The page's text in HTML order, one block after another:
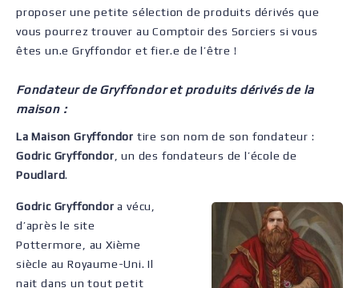
proposer une petite sélection de produits dérivés que
vous pourrez trouver au Comptoir des Sorciers si vous
êtes un.e Gryffondor et fier.e de l’être !
Fondateur de Gryffondor et produits dérivés de la
maison :
La Maison Gryffondor tire son nom de son fondateur :
Godric Gryffondor , un des fondateurs de l’école de
Poudlard.
Godric Gryffondor a vécu,
d’après le site
Pottermore, au Xième
siècle au Royaume-Uni. Il
nait dans un tout petit